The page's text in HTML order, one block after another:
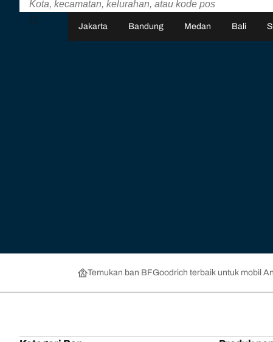
Jakarta Bandung Medan Bali
Temukan ban BFGoodrich terbaik untuk mobil